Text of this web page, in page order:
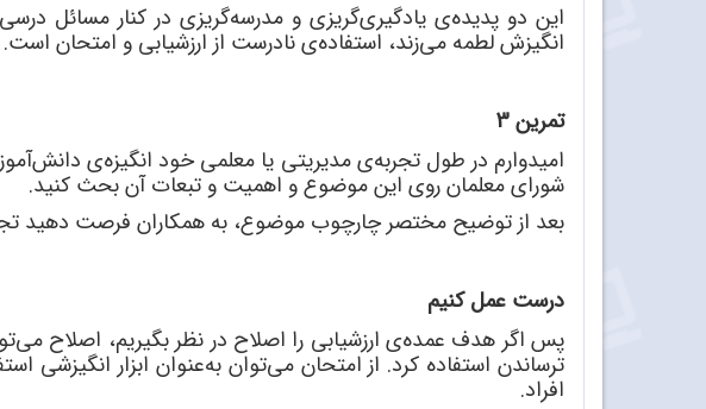
این دو پدیدهی یادگیریگریزی و مدرسهگریزی در کنار مسائل
انگیزش لطمه میزند، استفادهی نادرست از ارزشیابی و امتحان است.
تمرین 3
امیدوارم در طول تجربهی مدیریتی یا معلمی خود انگیزهی دانش
شورای معلمان روی این موضوع و اهمیت و تبعات آن بحث کنید.
بعد از توضیح مختصر چارچوب موضوع، به همکاران فرصت دهید
درست عمل کنیم
پس اگر هدف عمدهی ارزشیابی را اصلاح در نظر بگیریم، اصلاح می
ترساندن استفاده کرد. از امتحان میتوان بهعنوان ابزار انگیزشی
افراد.